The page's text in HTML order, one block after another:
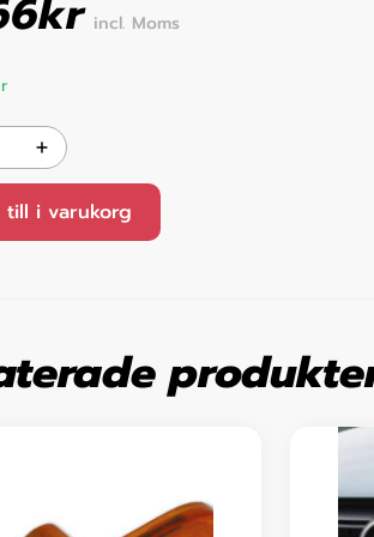
kr incl. Moms
till i varukorg